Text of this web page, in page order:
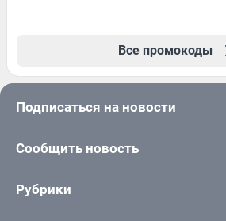
Все промокоды
Подписаться на новости
Сообщить новость
Рубрики